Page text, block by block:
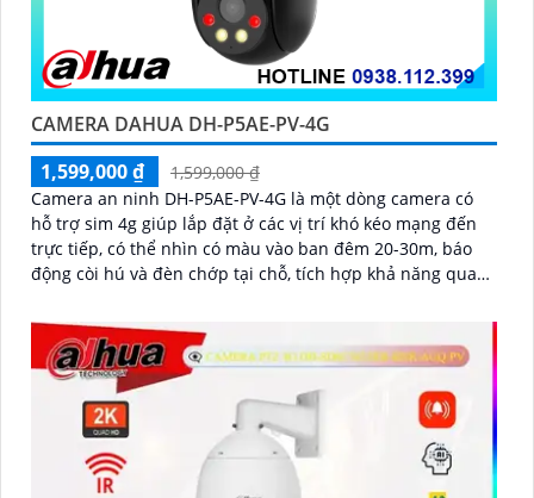
CAMERA DAHUA DH-P5AE-PV-4G
1,599,000 ₫
1,599,000 ₫
Camera an ninh DH-P5AE-PV-4G là một dòng camera có
hỗ trợ sim 4g giúp lắp đặt ở các vị trí khó kéo mạng đến
trực tiếp, có thể nhìn có màu vào ban đêm 20-30m, báo
động còi hú và đèn chớp tại chỗ, tích hợp khả năng quay